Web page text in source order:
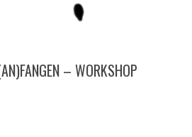
– WORKSHOP